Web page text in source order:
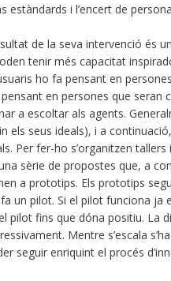
estàndards i l’encert de
de la seva intervenció és
tenir més capacitat
ho fa pensant en
en persones que seran
a escoltar als agents.
els seus ideals), i a
Per fer-ho s’organitzen tallers
sèrie de propostes que, a
a prototips. Els prototips
un pilot. Si el pilot funciona ja
pilot fins que dóna positiu. La
Mentre s’escala
seguir enriquint el procés